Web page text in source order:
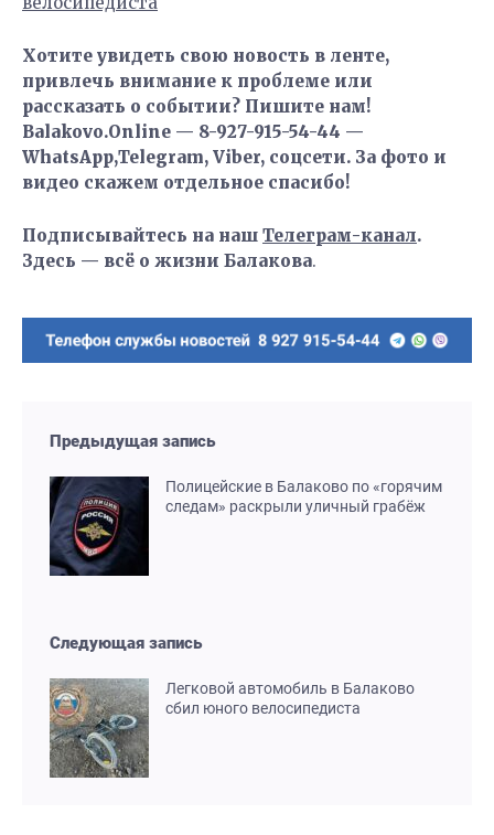
Хотите увидеть свою новость в ленте,
привлечь внимание к проблеме или
рассказать о событии? Пишите нам!
Balakovo.Online — 8-927-915-54-44 —
WhatsApp,Telegram, Viber, соцсети. За фото и
видео скажем отдельное спасибо!
Подписывайтесь на наш Телеграм-канал.
Здесь — всё о жизни Балакова.
Предыдущая запись
Полицейские в Балаково по «горячим
следам» раскрыли уличный грабёж
Следующая запись
Легковой автомобиль в Балаково
сбил юного велосипедиста